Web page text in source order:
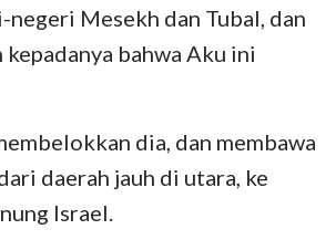
Yehezkiel
Hosea
negeri Mesekh dan Tubal, dan
kepadanya bahwa Aku ini
dia, dan membawa
daerah jauh di utara, ke
Israel.